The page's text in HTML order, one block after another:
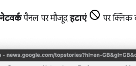
नेटवर्कपैनल पर मौजूदहटाएं पर क्लिक